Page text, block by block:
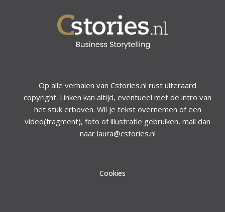
Op alle verhalen van Cstories.nl rust uiteraard
copyright. Linken kan altijd, eventueel met de intro van
het stuk erboven. Wil je tekst overnemen of een
video(fragment), foto of illustratie gebruiken, mail dan
naar laura@cstories.nl
Cookies